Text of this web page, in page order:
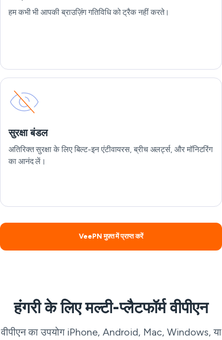
हम कभी भी आपकी ब्राउज़िंग गतिविधि को ट्रैक नहीं करते।
सुरक्षा बंडल
अतिरिक्त सुरक्षा के लिए बिल्ट-इन एंटीवायरस, ब्रीच अलर्ट्स, और मॉनिटरिंग
का आनंद लें।
VeePN मुफ़्त में प्राप्त करें
हंगरी के लिए मल्टी-प्लैटफॉर्म वीपीएन
वीपीएन का उपयोग iPhone, Android, Mac, Windows, या